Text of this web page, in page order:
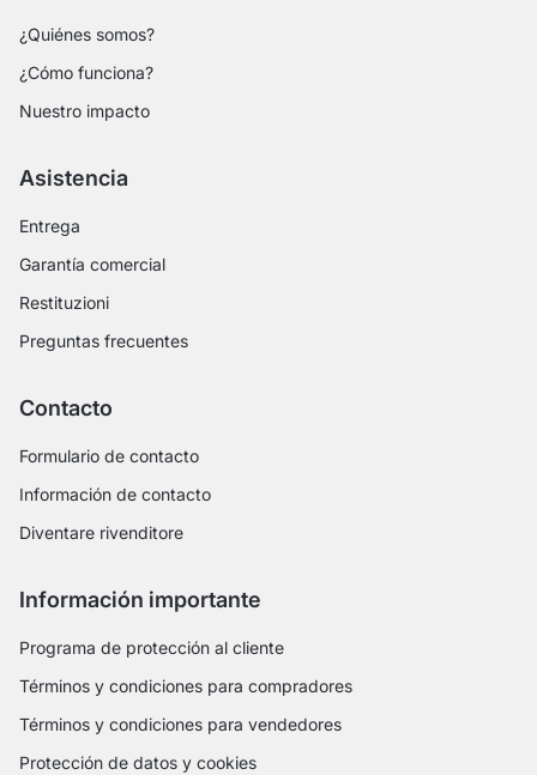
¿Quiénes somos?
¿Cómo funciona?
Nuestro impacto
Asistencia
Entrega
Garantía comercial
Restituzioni
Preguntas frecuentes
Contacto
Formulario de contacto
Información de contacto
Diventare rivenditore
Información importante
Programa de protección al cliente
Términos y condiciones para compradores
Términos y condiciones para vendedores
Protección de datos y cookies